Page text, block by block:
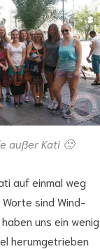
außer Kati 🙁
auf einmal weg
sind Wind-
uns ein wenig
herumgetrieben